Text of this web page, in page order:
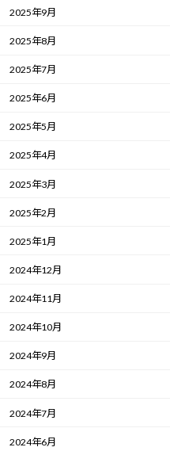
2025年9月
2025年8月
2025年7月
2025年6月
2025年5月
2025年4月
2025年3月
2025年2月
2025年1月
2024年12月
2024年11月
2024年10月
2024年9月
2024年8月
2024年7月
2024年6月